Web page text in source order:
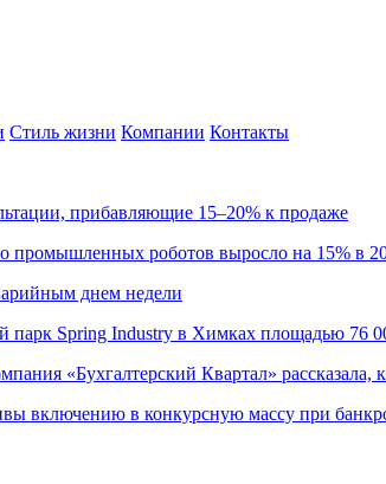
Стиль жизни Компании Контакты
прибавляющие 15–20% к продаже
промышленных роботов выросло на 15% в
днем недели
парк Spring Industry в Химках площадью 76
«Бухгалтерский Квартал» рассказала,
включению в конкурсную массу при